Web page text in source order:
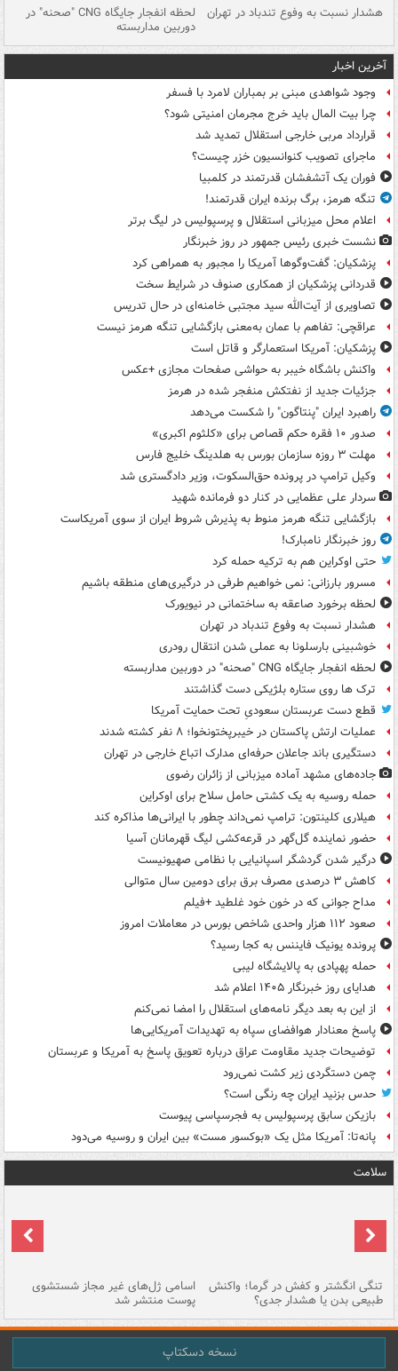
هشدار نسبت به وفوع تندباد در تهران لحظه انفجار جایگاه CNG "صحنه" در
دوربین مداربسته
آخرین اخبار
وجود شواهدی مبنی بر بمباران لامرد با فسفر
چرا بیت المال باید خرج مجرمان امنیتی شود؟
قرارداد مربی خارجی استقلال تمدید شد
ماجرای تصویب کنوانسیون خزر چیست؟
فوران یک آتشفشان قدرتمند در کلمبیا
تنگه هرمز، برگ برنده ایران قدرتمند!
اعلام محل میزبانی استقلال و پرسپولیس در لیگ برتر
نشست خبری رئیس جمهور در روز خبرنگار
پزشکیان: گفت‌وگوها آمریکا را مجبور به همراهی کرد
قدردانی پزشکیان از همکاری صنوف در شرایط سخت
تصاویری از آیت‌الله سید مجتبی خامنه‌ای در حال تدریس
عراقچی: تفاهم با عمان به‌معنی بازگشایی تنگه هرمز نیست
پزشکیان: آمریکا استعمارگر و قاتل است
واکنش باشگاه خیبر به حواشی صفحات مجازی +عکس
جزئیات جدید از نفتکش منفجر شده در هرمز
راهبرد ایران "پنتاگون" را شکست می‌دهد
صدور ۱۰ فقره حکم قصاص برای «کلثوم اکبری»
مهلت ۳ روزه سازمان بورس به هلدینگ خلیج فارس
وکیل ترامپ در پرونده حق‌السکوت، وزیر دادگستری شد
سردار علی عظمایی در کنار دو فرمانده شهید
بازگشایی تنگه هرمز منوط به پذیرش شروط ایران از سوی آمریکاست
روز خبرنگار نامبارک!
حتی اوکراین هم به ترکیه حمله کرد
مسرور بارزانی: نمی خواهیم طرفی در درگیری‌های منطقه باشیم
لحظه برخورد صاعقه به ساختمانی در نیویورک
هشدار نسبت به وفوع تندباد در تهران
خوشبینی بارسلونا به عملی شدن انتقال رودری
لحظه انفجار جایگاه CNG "صحنه" در دوربین مداربسته
ترک ها روی ستاره بلژیکی دست گذاشتند
قطع دست عربستان سعودیِ تحت حمایت آمریکا
عملیات ارتش پاکستان در خیبرپختونخوا؛ ۸ نفر کشته شدند
دستگیری باند جاعلان حرفه‌ای مدارک اتباع خارجی در تهران
جاده‌های مشهد آماده میزبانی از زائران رضوی
حمله روسیه به یک کشتی حامل سلاح برای اوکراین
هیلاری کلینتون: ترامپ نمی‌داند چطور با ایرانی‌ها مذاکره کند
حضور نماینده گل‌گهر در قرعه‌کشی لیگ قهرمانان آسیا
درگیر شدن گردشگر اسپانیایی با نظامی صهیونیست
کاهش ۳ درصدی مصرف برق برای دومین سال متوالی
مداح جوانی که در خون خود غلطید +فیلم
صعود ۱۱۲ هزار واحدی شاخص بورس در معاملات امروز
پرونده یونیک فایننس به کجا رسید؟
حمله پهپادی به پالایشگاه لیبی
هدایای روز خبرنگار ۱۴۰۵ اعلام شد
از این به بعد دیگر نامه‌های استقلال را امضا نمی‌کنم
پاسخ معنادار هوافضای سپاه به تهدیدات آمریکایی‌ها
توضیحات جدید مقاومت عراق درباره تعویق پاسخ به آمریکا و عربستان
چمن دستگردی زیر کشت نمی‌رود
حدس بزنید ایران چه رنگی است؟
بازیکن سابق پرسپولیس به فجرسپاسی پیوست
پانه‌تا: آمریکا مثل یک «بوکسور مست» بین ایران و روسیه می‌دود
سلامت
تنگی انگشتر و کفش در گرما؛ واکنش
طبیعی بدن یا هشدار جدی؟
اسامی ژل‌های غیر مجاز شستشوی
پوست منتشر شد
نسخه دسکتاپ